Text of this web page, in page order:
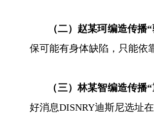
（二）赵某珂编造传播
保可能有身体缺陷，只能依
（三）林某智编造传播
好消息DISNRY迪斯尼选址